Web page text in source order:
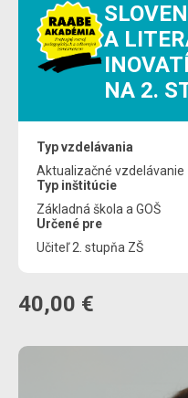
A
NA 2.
Typ vzdelávania
Aktualizačné vzdelávanie
Typ inštitúcie
Základná škola a GOŠ
Určené pre
Učiteľ 2. stupňa ZŠ
40,00 €